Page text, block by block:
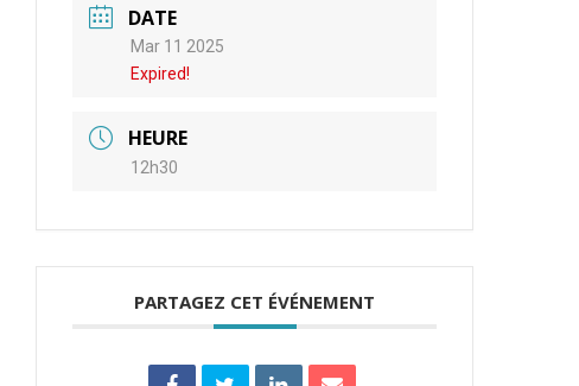
DATE
Mar 11 2025
Expired!
HEURE
12h30
PARTAGEZ CET ÉVÉNEMENT